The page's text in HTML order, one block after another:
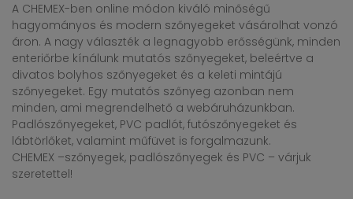
A CHEMEX-ben online módon kiváló minőségű
hagyományos és modern szőnyegeket vásárolhat vonzó
áron. A nagy választék a legnagyobb erősségünk, minden
enteriőrbe kínálunk mutatós szőnyegeket, beleértve a
divatos bolyhos szőnyegeket és a keleti mintájú
szőnyegeket. Egy mutatós szőnyeg azonban nem
minden, ami megrendelhető a webáruházunkban.
Padlószőnyegeket, PVC padlót, futószőnyegeket és
lábtörlőket, valamint műfüvet is forgalmazunk.
CHEMEX –szőnyegek, padlószőnyegek és PVC – várjuk
szeretettel!